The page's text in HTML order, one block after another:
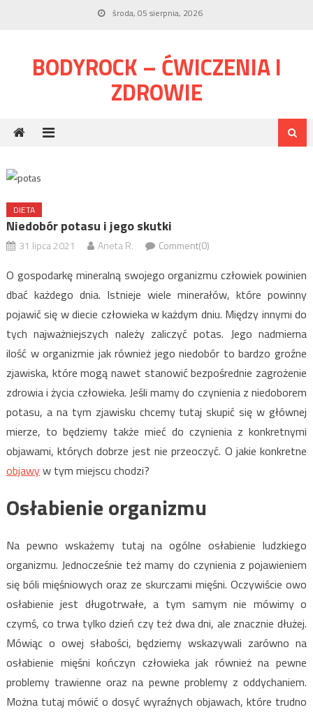
środa, 05 sierpnia, 2026
BODYROCK – ĆWICZENIA I
ZDROWIE
DIETA
Niedobór potasu i jego skutki
31 lipca 2021 Aneta R. Comment(0)
O gospodarkę mineralną swojego organizmu człowiek powinien
dbać każdego dnia. Istnieje wiele minerałów, które powinny
pojawić się w diecie człowieka w każdym dniu. Między innymi do
tych najważniejszych należy zaliczyć potas. Jego nadmierna
ilość w organizmie jak również jego niedobór to bardzo groźne
zjawiska, które mogą nawet stanowić bezpośrednie zagrożenie
zdrowia i życia człowieka. Jeśli mamy do czynienia z niedoborem
potasu, a na tym zjawisku chcemy tutaj skupić się w głównej
mierze, to będziemy także mieć do czynienia z konkretnymi
objawami, których dobrze jest nie przeoczyć. O jakie konkretne
objawyw tym miejscu chodzi?
Osłabienie organizmu
Na pewno wskażemy tutaj na ogólne osłabienie ludzkiego
organizmu. Jednocześnie też mamy do czynienia z pojawieniem
się bóli mięśniowych oraz ze skurczami mięśni. Oczywiście owo
osłabienie jest długotrwałe, a tym samym nie mówimy o
czymś, co trwa tylko dzień czy też dwa dni, ale znacznie dłużej.
Mówiąc o owej słabości, będziemy wskazywali zarówno na
osłabienie mięśni kończyn człowieka jak również na pewne
problemy trawienne oraz na pewne problemy z oddychaniem.
Można tutaj mówić o dosyć wyraźnych objawach, które trudno